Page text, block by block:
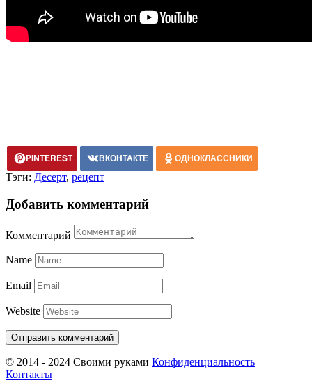
PINTEREST ВКОНТАКТЕ ОДНОКЛАССНИКИ
Тэги: Десерт, рецепт
Добавить комментарий
Комментарий
Name
Email
Website
© 2014 - 2024 Своими руками Конфиденциальность
Контакты